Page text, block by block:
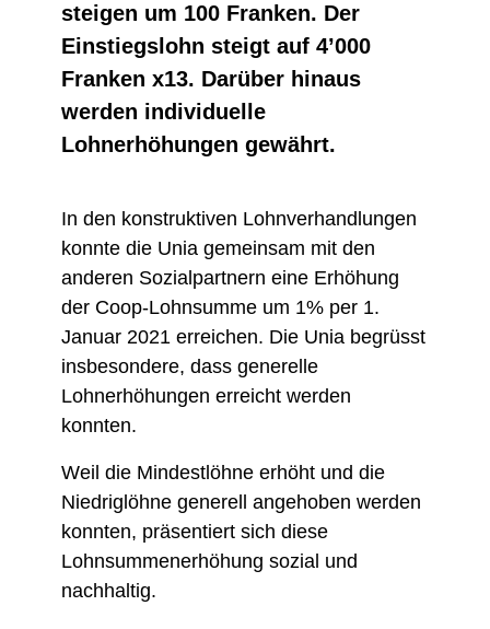
steigen um 100 Franken. Der
Einstiegslohn steigt auf 4’000
Franken x13. Darüber hinaus
werden individuelle
Lohnerhöhungen gewährt.
In den konstruktiven Lohnverhandlungen
konnte die Unia gemeinsam mit den
anderen Sozialpartnern eine Erhöhung
der Coop-Lohnsumme um 1% per 1.
Januar 2021 erreichen. Die Unia begrüsst
insbesondere, dass generelle
Lohnerhöhungen erreicht werden
konnten.
Weil die Mindestlöhne erhöht und die
Niedriglöhne generell angehoben werden
konnten, präsentiert sich diese
Lohnsummenerhöhung sozial und
nachhaltig.